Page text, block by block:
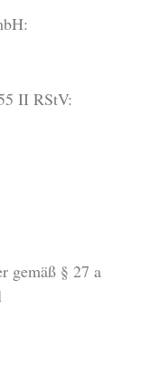
II RStV:
gemäß § 27 a